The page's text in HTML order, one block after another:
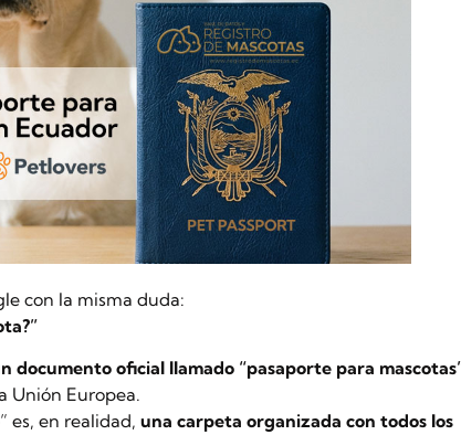
con la misma duda:
documento oficial llamado “pasaporte para
Unión Europea.
es, en realidad, una carpeta organizada con todos los